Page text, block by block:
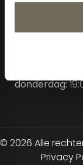
donderdag:
© 2026 Alle
Privacy